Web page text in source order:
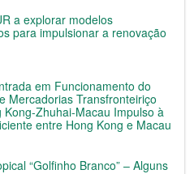
a explorar modelos
para impulsionar a renovação
em Funcionamento do
Mercadorias Transfronteiriço
Zhuhai-Macau Impulso à
entre Hong Kong e Macau
“Golfinho Branco” – Alguns